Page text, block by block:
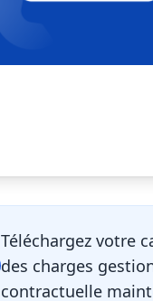
Téléchargez votre
des charges
contractuelle